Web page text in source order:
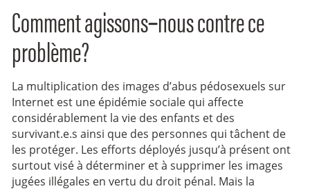
Comment agissons‑nous contre ce
problème?
La multiplication des images d’abus pédosexuels sur
Internet est une épidémie sociale qui affecte
considérablement la vie des enfants et des
survivant.e.s ainsi que des personnes qui tâchent de
les protéger. Les efforts déployés jusqu’à présent ont
surtout visé à déterminer et à supprimer les images
jugées illégales en vertu du droit pénal. Mais la